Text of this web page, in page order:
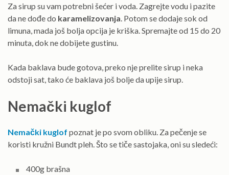
Za sirup su vam potrebni šećer i voda. Zagrejte vodu i pazite
da ne dođe do karamelizovanja. Potom se dodaje sok od
limuna, mada još bolja opcija je kriška. Spremajte od 15 do 20
minuta, dok ne dobijete gustinu.
Kada baklava bude gotova, preko nje prelite sirup i neka
odstoji sat, tako će baklava još bolje da upije sirup.
Nemački kuglof
Nemački kuglof poznat je po svom obliku. Za pečenje se
koristi kružni Bundt pleh. Što se tiče sastojaka, oni su sledeći:
400g brašna